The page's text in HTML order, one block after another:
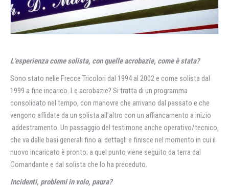
L’esperienza come solista, con quelle acrobazie, come è stata?
Sono stato nelle Frecce Tricolori dal 1994 al 2002 e come solista dal
1999 a fine incarico. Le acrobazie? Si tratta di un programma
consolidato nel tempo, con manovre che arrivano dal passato e che
vengono affidate da un solista all’altro con un affiancamento a inizio
addestramento. Un passaggio del testimone anche operativo/tecnico,
che va dalle basi generali fino ai dettagli e finisce nel momento in cui il
nuovo incaricato è pronto; a quel punto viene seguito da terra dal
Comandante e dal solista che lo ha preceduto.
Incidenti, problemi in volo, paura?